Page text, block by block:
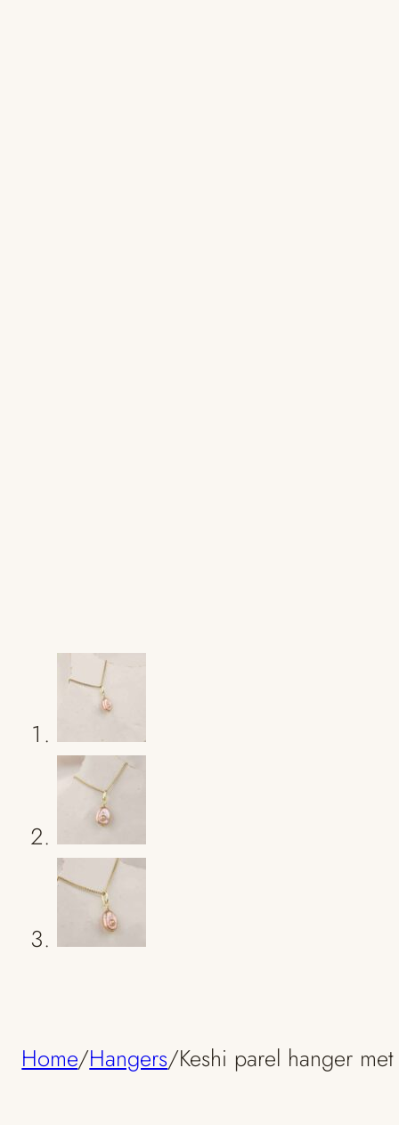
Home/Hangers/Keshi parel hanger